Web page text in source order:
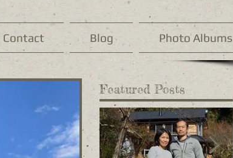
Contact Blog Photo Albums
Featured Posts